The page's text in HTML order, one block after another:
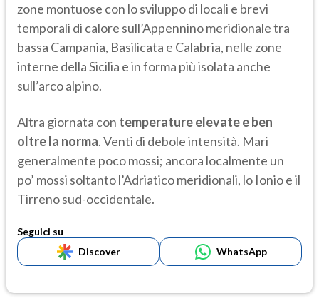
zone montuose con lo sviluppo di locali e brevi
temporali di calore sull’Appennino meridionale tra
bassa Campania, Basilicata e Calabria, nelle zone
interne della Sicilia e in forma più isolata anche
sull’arco alpino.
Altra giornata con temperature elevate e ben
oltre la norma. Venti di debole intensità. Mari
generalmente poco mossi; ancora localmente un
po’ mossi soltanto l’Adriatico meridionali, lo Ionio e il
Tirreno sud-occidentale.
Seguici su
Discover
WhatsApp